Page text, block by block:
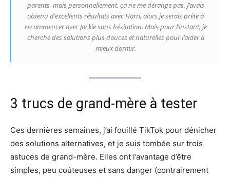
parents, mais personnellement, ça ne me dérange pas. J’avais
obtenu d’excellents résultats avec Harri, alors je serais prête à
recommencer avec Jackie sans hésitation. Mais pour l’instant, je
cherche des solutions plus douces et naturelles pour l’aider à
mieux dormir.
3 trucs de grand-mère à tester
Ces dernières semaines, j’ai fouillé TikTok pour dénicher
des solutions alternatives, et je suis tombée sur trois
astuces de grand-mère. Elles ont l’avantage d’être
simples, peu coûteuses et sans danger (contrairement